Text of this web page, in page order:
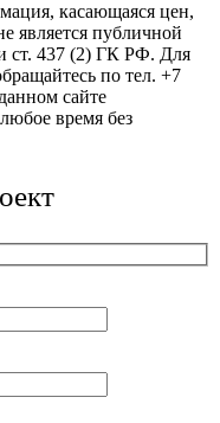
касающаяся цен,
является публичной
ст. 437 (2) ГК РФ. Для
по тел. +7
сайте
время без